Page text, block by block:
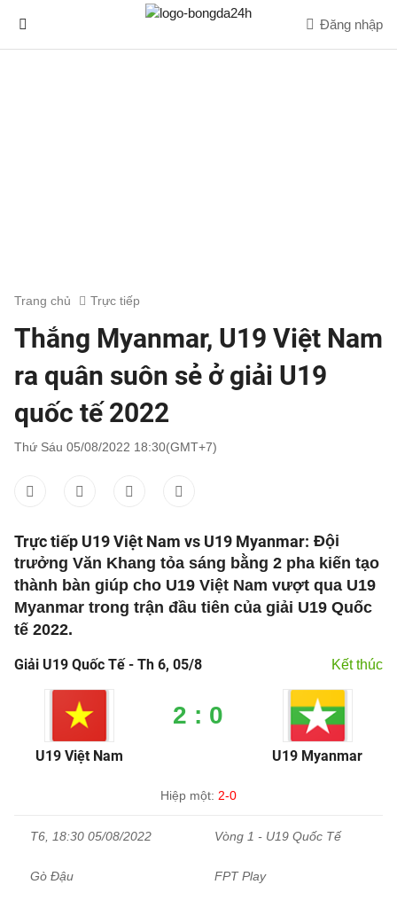
Đăng nhập
Trang chủ Trực tiếp
Thắng Myanmar, U19 Việt Nam
ra quân suôn sẻ ở giải U19
quốc tế 2022
Thứ Sáu 05/08/2022 18:30(GMT+7)
Trực tiếp U19 Việt Nam vs U19 Myanmar: Đội
trưởng Văn Khang tỏa sáng bằng 2 pha kiến tạo
thành bàn giúp cho U19 Việt Nam vượt qua U19
Myanmar trong trận đầu tiên của giải U19 Quốc
tế 2022.
Giải U19 Quốc Tế - Th 6, 05/8 Kết thúc
U19 Việt Nam
2 : 0
U19 Myanmar
Hiệp một: 2-0
T6, 18:30 05/08/2022 Vòng 1 - U19 Quốc Tế
Gò Đậu FPT Play